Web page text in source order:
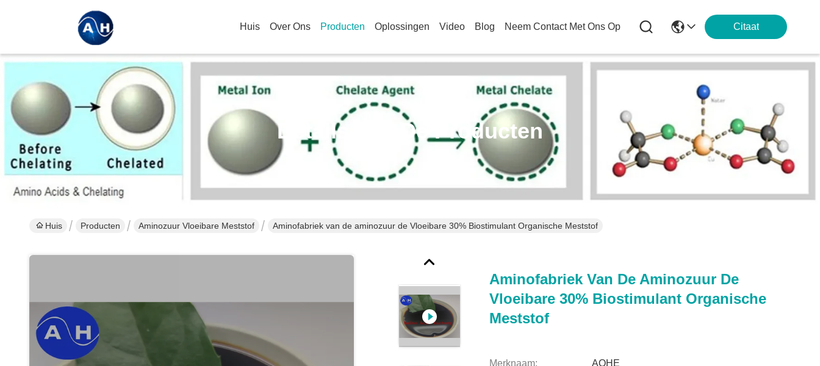
Huis Over Ons Producten Oplossingen Video Blog Neem Contact Met Ons Op Citaat
Details Van De Producten
Huis Producten Aminozuur Vloeibare Meststof Aminofabriek van de aminozuur de Vloeibare 30% Biostimulant Organische Meststof
Aminofabriek Van De Aminozuur De
Vloeibare 30% Biostimulant Organische
Meststof
Merknaam: AOHE